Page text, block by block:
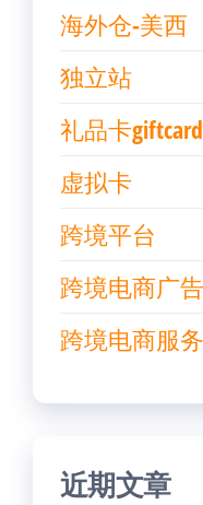
海外仓-美西
独立站
礼品卡giftcard
虚拟卡
跨境平台
跨境电商广
跨境电商服
近期文章